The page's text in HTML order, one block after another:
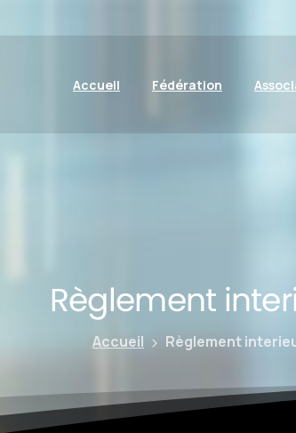
Accueil Fédération
Règlement
Accueil Règlement